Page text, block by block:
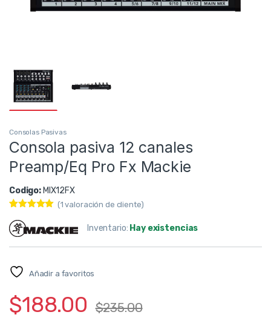
Consolas Pasivas
Consola pasiva 12 canales
Preamp/Eq Pro Fx Mackie
Codigo: MIX12FX
5.00de 5
en base a
de un cliente
(1 valoración de cliente)
Inventario: Hay existencias
Añadir a favoritos
$188.00 $235.00